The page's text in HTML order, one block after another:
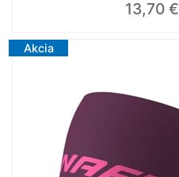
13,70 €
Akcia